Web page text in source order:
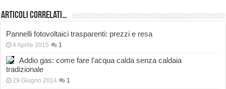
Articoli correlati…
Pannelli fotovoltaici trasparenti: prezzi e resa
4 Aprile 2015 1
Addio gas: come fare l’acqua calda senza caldaia
tradizionale
29 Giugno 2014 1